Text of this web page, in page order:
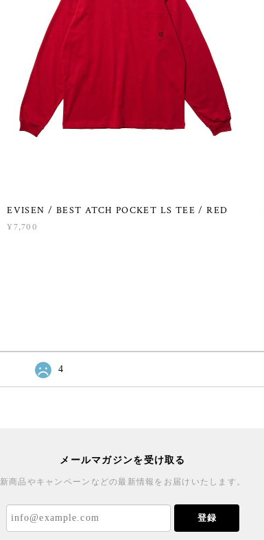
EVISEN / BEST ATCH POCKET LS TEE / RED
¥7,700
4
メールマガジンを受け取る
新商品やキャンペーンなどの最新情報をお届けいたします。
登録